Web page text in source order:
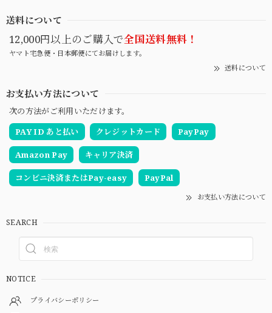
送料について
12,000円以上のご購入で全国送料無料！
ヤマト宅急便・日本郵便にてお届けします。
送料について
お支払い方法について
次の方法がご利用いただけます。
PAY ID あと払い
クレジットカード PayPay
Amazon Pay キャリア決済
コンビニ決済またはPay-easy PayPal
お支払い方法について
SEARCH
NOTICE
プライバシーポリシー